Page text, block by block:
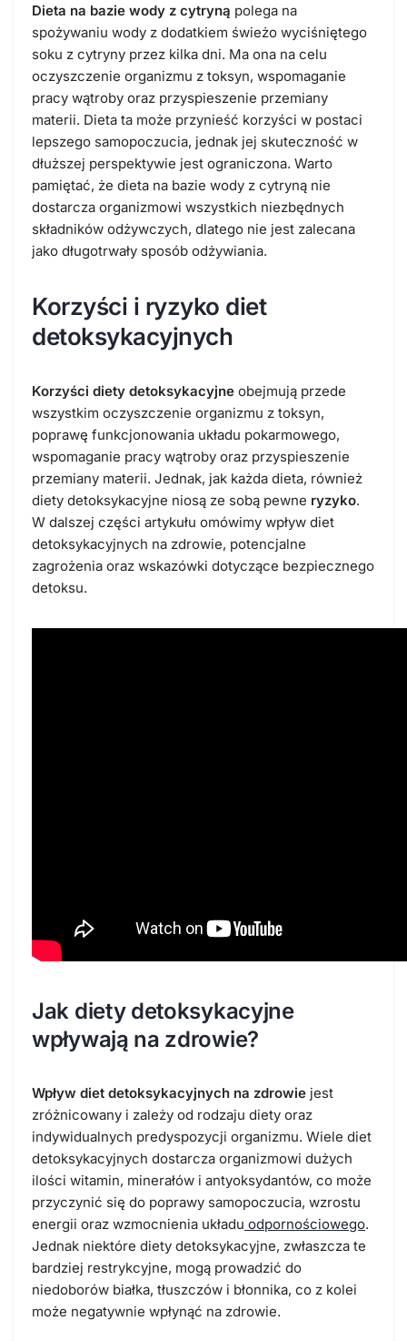
Dieta na bazie wody z cytryną polega na
spożywaniu wody z dodatkiem świeżo wyciśniętego
soku z cytryny przez kilka dni. Ma ona na celu
oczyszczenie organizmu z toksyn, wspomaganie
pracy wątroby oraz przyspieszenie przemiany
materii. Dieta ta może przynieść korzyści w postaci
lepszego samopoczucia, jednak jej skuteczność w
dłuższej perspektywie jest ograniczona. Warto
pamiętać, że dieta na bazie wody z cytryną nie
dostarcza organizmowi wszystkich niezbędnych
składników odżywczych, dlatego nie jest zalecana
jako długotrwały sposób odżywiania.
Korzyści i ryzyko diet
detoksykacyjnych
Korzyści diety detoksykacyjne obejmują przede
wszystkim oczyszczenie organizmu z toksyn,
poprawę funkcjonowania układu pokarmowego,
wspomaganie pracy wątroby oraz przyspieszenie
przemiany materii. Jednak, jak każda dieta, również
diety detoksykacyjne niosą ze sobą pewne ryzyko.
W dalszej części artykułu omówimy wpływ diet
detoksykacyjnych na zdrowie, potencjalne
zagrożenia oraz wskazówki dotyczące bezpiecznego
detoksu.
Jak diety detoksykacyjne
wpływają na zdrowie?
Wpływ diet detoksykacyjnych na zdrowie jest
zróżnicowany i zależy od rodzaju diety oraz
indywidualnych predyspozycji organizmu. Wiele diet
detoksykacyjnych dostarcza organizmowi dużych
ilości witamin, minerałów i antyoksydantów, co może
przyczynić się do poprawy samopoczucia, wzrostu
energii oraz wzmocnienia układu odpornościowego.
Jednak niektóre diety detoksykacyjne, zwłaszcza te
bardziej restrykcyjne, mogą prowadzić do
niedoborów białka, tłuszczów i błonnika, co z kolei
może negatywnie wpłynąć na zdrowie.